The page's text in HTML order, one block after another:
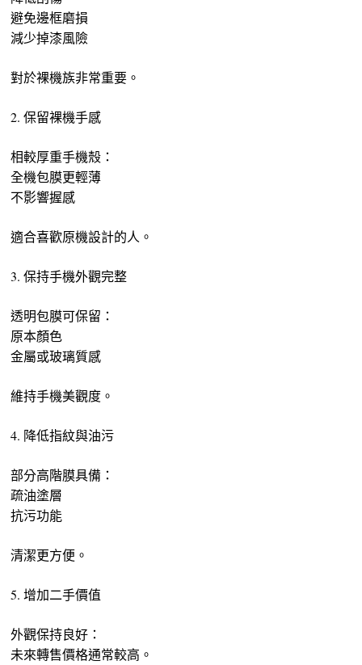
避免邊框磨損
減少掉漆風險
對於裸機族非常重要。
2. 保留裸機手感
相較厚重手機殼：
全機包膜更輕薄
不影響握感
適合喜歡原機設計的人。
3. 保持手機外觀完整
透明包膜可保留：
原本顏色
金屬或玻璃質感
維持手機美觀度。
4. 降低指紋與油污
部分高階膜具備：
疏油塗層
抗污功能
清潔更方便。
5. 增加二手價值
外觀保持良好：
未來轉售價格通常較高。